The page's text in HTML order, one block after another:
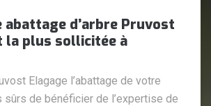
abattage d’arbre Pruvost
la plus sollicitée à
Elagage l’abattage de votre
sûrs de bénéficier de l’expertise de